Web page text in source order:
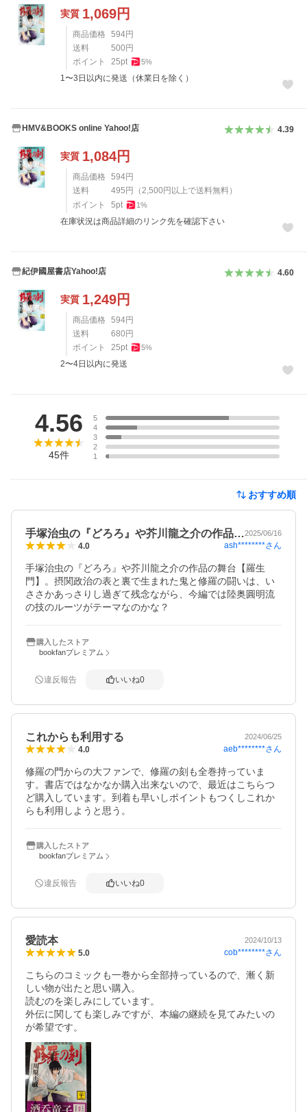
実質 1,069円
商品価格 594円
送料
500 円
ポイント
25pt 5%
1〜3日以内に発送（休業日を除く）
HMV&BOOKS online Yahoo!店 4.39
実質 1,084円
商品価格 594円
送料
495 円 （2,500 円以上で送料無料）
ポイント
5pt 1%
在庫状況は商品詳細のリンク先を確認下さい
紀伊國屋書店Yahoo!店 4.60
実質 1,249円
商品価格 594円
送料
680 円
ポイント
25pt 5%
2〜4日以内に発送
4.56
45件
5
4
3
2
1
おすすめ順
手塚治虫の『どろろ』や芥川龍之介の作品…2025/06/16
4.0 ash********さん
手塚治虫の『どろろ』や芥川龍之介の作品の舞台【羅生
門】。摂関政治の表と裏で生まれた鬼と修羅の闘いは、い
ささかあっさりし過ぎて残念ながら、今編では陸奥圓明流
の技のルーツがテーマなのかな？
購入したストア
bookfanプレミアム
違反報告 いいね0
これからも利用する 2024/06/25
4.0 aeb********さん
修羅の門からの大ファンで、修羅の刻も全巻持っていま
す。書店ではなかなか購入出来ないので、最近はこちらつ
ど購入しています。到着も早いしポイントもつくしこれか
らも利用しようと思う。
購入したストア
bookfanプレミアム
違反報告 いいね0
愛読本 2024/10/13
5.0 cob********さん
こちらのコミックも一巻から全部持っているので、漸く新
しい物が出たと思い購入。
読むのを楽しみにしています。
外伝に関しても楽しみですが、本編の継続を見てみたいの
が希望です。